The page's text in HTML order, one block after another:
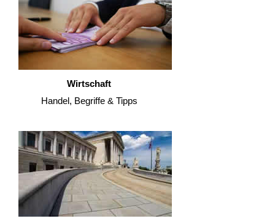
Wirtschaft
Handel, Begriffe & Tipps